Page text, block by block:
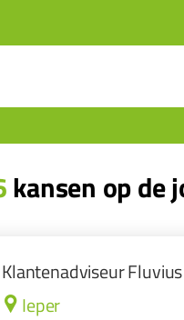
kansen op de
Klantenadviseur
Ieper